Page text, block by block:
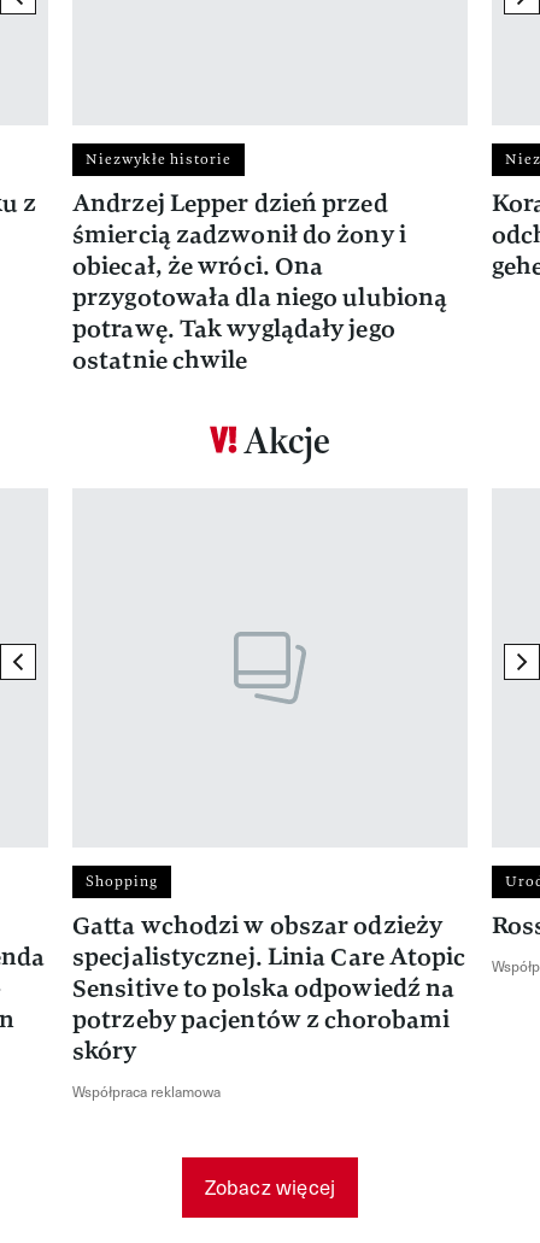
z
Niezwykłe historie
Andrzej Lepper dzień przed
śmiercią zadzwonił do żony i
obiecał, że wróci. Ona
przygotowała dla niego ulubioną
potrawę. Tak wyglądały jego
ostatnie chwile
Akcje
previous element
Shopping
Gatta wchodzi w obszar odzieży
specjalistycznej. Linia Care Atopic
Sensitive to polska odpowiedź na
potrzeby pacjentów z chorobami
skóry
Współpraca reklamowa
Zobacz więcej